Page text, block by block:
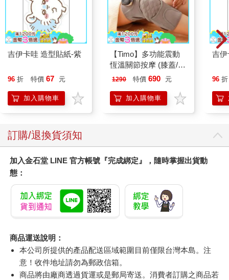
吉伊卡哇 造型貼紙-紫
96 折 特價 67 元
加入購物車
【Timo】多功能震動
恆溫關節按摩 (膝蓋/
肩/手肘通用) 無線充電
膝熱敷 【單入組】
1290 特價 690 元
加入購物車
吉
96 折
訂購/退換貨須知
加入金石堂 LINE 官方帳號『完成綁定』，隨時掌握出貨動
態：
商品運送說明：
本公司所提供的產品配送區域範圍目前僅限台灣本島。注
意！收件地址請勿為郵政信箱。
商品將由廠商透過貨運或是郵局寄送。消費者訂購之商品若